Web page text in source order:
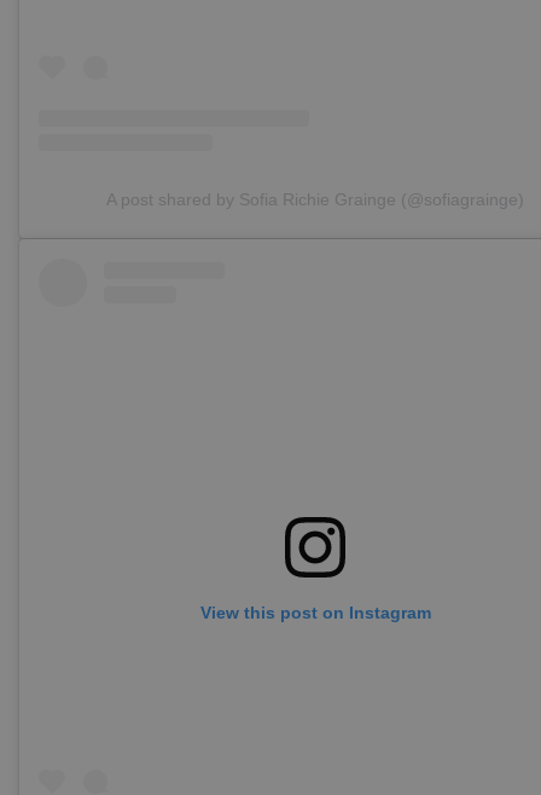
A post shared by Sofia Richie Grainge (@sofiagrainge)
View this post on Instagram